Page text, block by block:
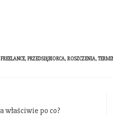
FREELANCE,PRZEDSIĘBIORCA,ROSZCZENIA,
właściwie po co?